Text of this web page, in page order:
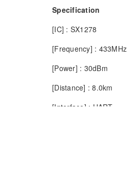
Specification
[IC] : SX1278
[Frequency] : 433MHz
[Power] : 30dBm
[Distance] : 8.0km
[Interface] : UART
[Introduction] : Based
operates at 410-